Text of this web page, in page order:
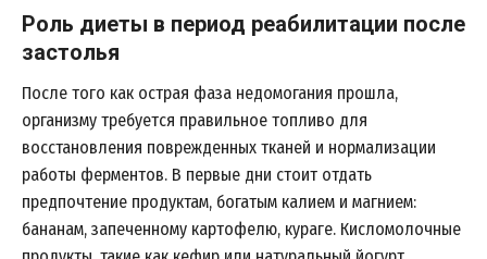
Роль диеты в период реабилитации после
застолья
После того как острая фаза недомогания прошла,
организму требуется правильное топливо для
восстановления поврежденных тканей и нормализации
работы ферментов. В первые дни стоит отдать
предпочтение продуктам, богатым калием и магнием:
бананам, запеченному картофелю, кураге. Кисломолочные